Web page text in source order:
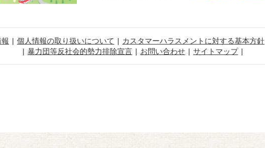
個人情報の取り扱いについて カスタマーハラスメントに対する基本方針
暴力団等反社会的勢力排除宣言
お問い合わせ サイトマップ